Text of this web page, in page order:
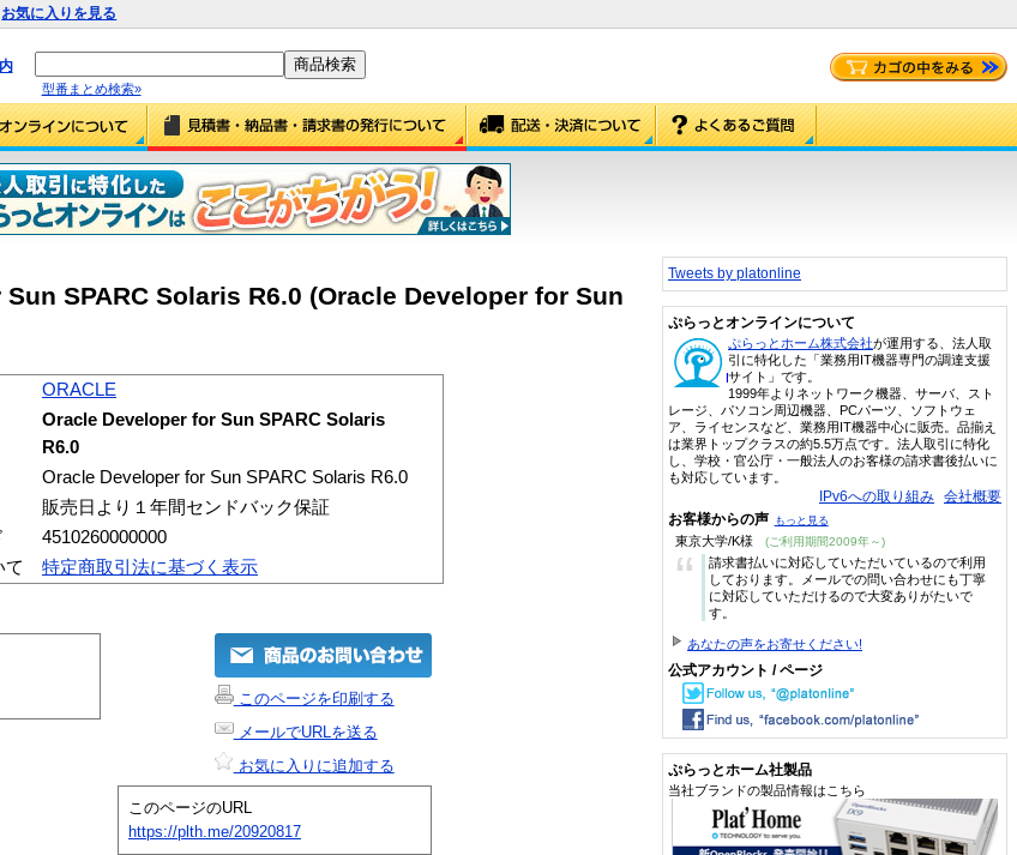
お気に入りを見る
型番まとめ検索»
SPARC Solaris R6.0 (Oracle Developer for Sun
ORACLE
Oracle Developer for Sun SPARC Solaris
R6.0
Oracle Developer for Sun SPARC Solaris R6.0
販売日より１年間センドバック保証
4510260000000
て
特定商取引法に基づく表示
このページを印刷する
メールでURLを送る
お気に入りに追加する
このページのURL
https://plth.me/20920817
Tweets by platonline
ぷらっとオンラインについて
ぷらっとホーム株式会社が運用する、法人取
引に特化した「業務用IT機器専門の調達支援
サイト」です。
1999年よりネットワーク機器、サーバ、スト
レージ、パソコン周辺機器、PCパーツ、ソフトウェ
ア、ライセンスなど、業務用IT機器中心に販売。品揃え
は業界トップクラスの約5.5万点です。法人取引に特化
し、学校・官公庁・一般法人のお客様の請求書後払いに
も対応しています。
IPv6への取り組み 会社概要
お客様からの声 もっと見る
東京大学/K様 (ご利用期間2009年～)
“
請求書払いに対応していただいているので利用
しております。メールでの問い合わせにも丁寧
に対応していただけるので大変ありがたいで
す。
あなたの声をお寄せください!
公式アカウント / ページ
ぷらっとホーム社製品
当社ブランドの製品情報はこちら